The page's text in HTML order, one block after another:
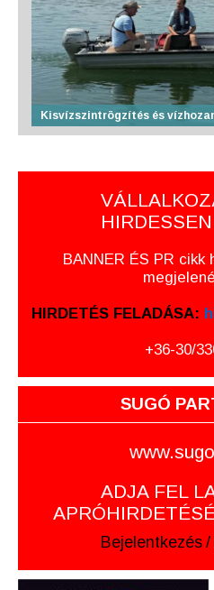
Kisvízszintrögzítés és
BANNER ÉS PR
HIRDETÉS FELADÁSA:
+36-30/
SUGÓ
ADJA FEL
Bejelentkezés /